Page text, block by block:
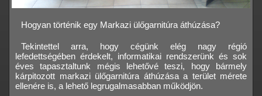
Hogyan történik egy Markazi ülőgarnitúra áthúzása?
Tekintettel arra, hogy cégünk elég nagy régió
lefedettségében érdekelt, informatikai rendszerünk és sok
éves tapasztaltunk mégis lehetővé teszi, hogy bármely
kárpitozott markazi ülőgarnitúra áthúzása a terület mérete
ellenére is, a lehető legrugalmasabban működjön.